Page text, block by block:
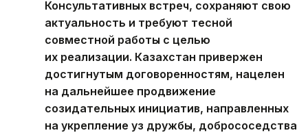
Консультативных встреч, сохраняют свою
актуальность и требуют тесной
совместной работы с целью
их реализации. Казахстан привержен
достигнутым договоренностям, нацелен
на дальнейшее продвижение
созидательных инициатив, направленных
на укрепление уз дружбы, добрососедства